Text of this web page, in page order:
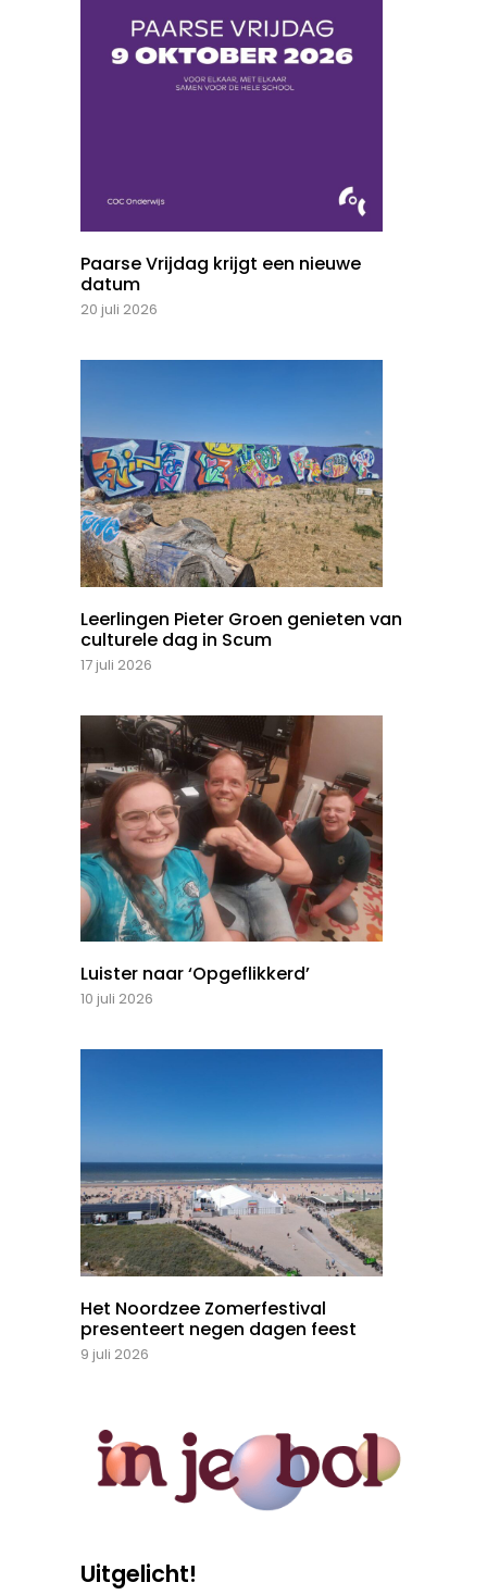
Paarse Vrijdag krijgt een nieuwe
datum
20 juli 2026
Leerlingen Pieter Groen genieten van
culturele dag in Scum
17 juli 2026
Luister naar ‘Opgeflikkerd’
10 juli 2026
Het Noordzee Zomerfestival
presenteert negen dagen feest
9 juli 2026
Uitgelicht!